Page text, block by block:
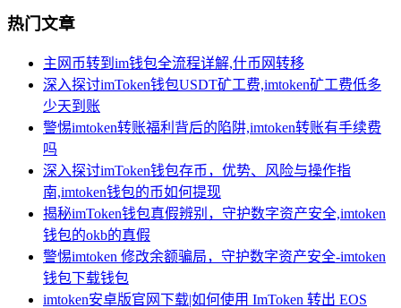
热门文章
主网币转到im钱包全流程详解,什币网转移
深入探讨imToken钱包USDT矿工费,imtoken矿工费低多
少天到账
警惕imtoken转账福利背后的陷阱,imtoken转账有手续费
吗
深入探讨imToken钱包存币，优势、风险与操作指
南,imtoken钱包的币如何提现
揭秘imToken钱包真假辨别，守护数字资产安全,imtoken
钱包的okb的真假
警惕imtoken 修改余额骗局，守护数字资产安全-imtoken
钱包下载钱包
imtoken安卓版官网下载|如何使用 ImToken 转出 EOS